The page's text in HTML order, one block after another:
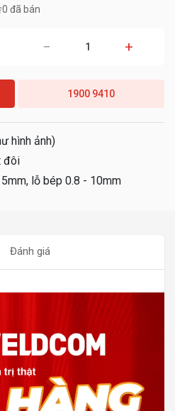
0 đã bán
− +
1900 9410
hình ảnh)
đôi
lỗ bép 0.8 - 10mm
Đánh giá